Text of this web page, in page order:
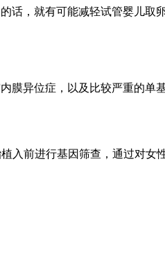
话，就有可能减轻试管婴儿取
异位症，以及比较严重的单
前进行基因筛查，通过对女